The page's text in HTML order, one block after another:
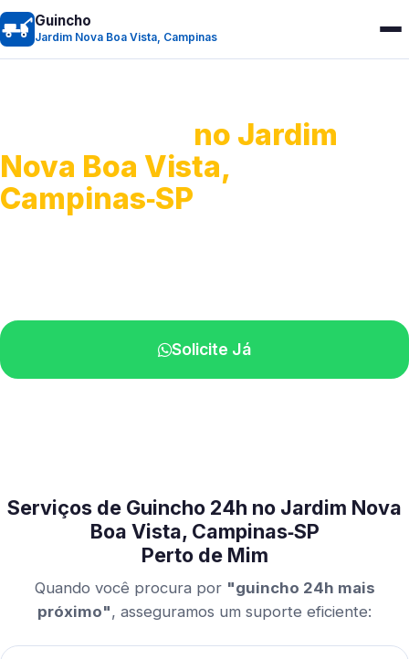
Guincho
Jardim Nova Boa Vista, Campinas
no Jardim
Nova Boa Vista,
Campinas‑SP
Solicite Já
Serviços de Guincho 24h no Jardim Nova
Boa Vista, Campinas‑SP
Perto de Mim
Quando você procura por "guincho 24h mais
próximo", asseguramos um suporte eficiente: